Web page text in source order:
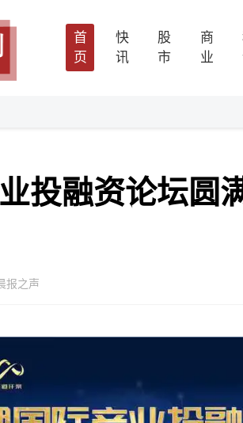
首
页
快
讯
股
市
商
业
投融资论坛圆
报之声